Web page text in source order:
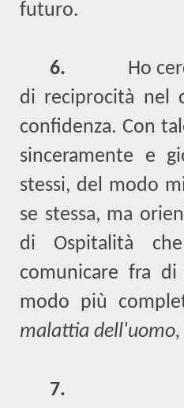
futuro.
6.
Ho
di reciprocità nel
confidenza. Con
sinceramente e
stessi, del modo
se stessa, ma
di Ospitalità
comunicare fra
modo più
malattia
7.